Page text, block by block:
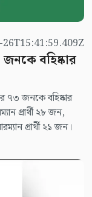
জনকে বহিষ্কার
৭৩ জনকে বহিষ্কার
প্রার্থী ২৮ জন,
প্রার্থী ২১ জন।